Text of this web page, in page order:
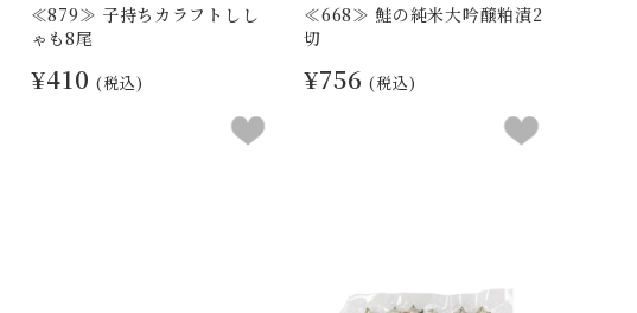
≪879≫ 子持ちカラフトしし
ゃも8尾
¥410 (税込)
≪668≫ 鮭の純米大吟醸粕漬2
切
¥756 (税込)